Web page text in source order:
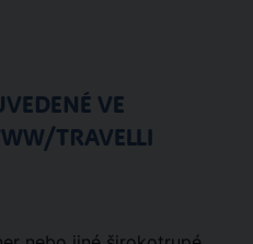
VE
TRAVELLI